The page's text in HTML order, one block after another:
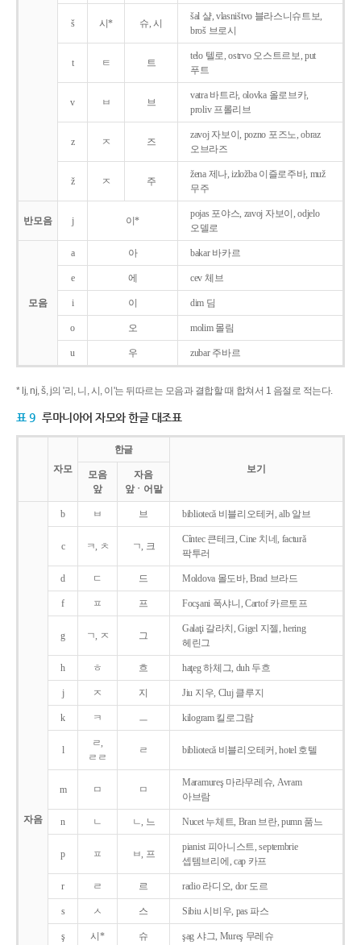
š 시* 슈, 시
šal 샬, vlasništvo 블라스니슈트보,
broš 브로시
t ㅌ 트
telo 텔로, ostrvo 오스트르보, put
푸트
v ㅂ 브
vatra 바트라, olovka 올로브카,
proliv 프롤리브
z ㅈ 즈
zavoj 자보이, pozno 포즈노, obraz
오브라즈
ž ㅈ 주
žena 제나, izložba 이즐로주바, muž
무주
반모음 j 이*
pojas 포야스, zavoj 자보이, odjelo
오델로
모음
a 아 bakar 바카르
e 에 cev 체브
i 이 dim 딤
o 오 molim 몰림
u 우 zubar 주바르
* lj, nj, š, j의 '리, 니, 시, 이'는 뒤따르는 모음과 결합할 때 합쳐서 1 음절로 적는다.
표 9 루마니아어 자모와 한글 대조표
자모
한글
보기
모음
앞
자음
앞ㆍ어말
자음
b ㅂ 브 bibliotecǎ 비블리오테커, alb 알브
c ㅋ, ㅊ ㄱ, 크
Cîntec 큰테크, Cine 치네, facturǎ
팍투러
d ㄷ 드 Moldova 몰도바, Brad 브라드
f ㅍ 프 Focşani 폭샤니, Cartof 카르토프
g ㄱ, ㅈ 그
Galaţi 갈라치, Gigel 지젤, hering
헤린그
h ㅎ 흐 haţeg 하체그, duh 두흐
j ㅈ 지 Jiu 지우, Cluj 클루지
k ㅋ ㅡ kilogram 킬로그람
l
ㄹ,
ㄹㄹ
ㄹ bibliotecǎ 비블리오테커, hotel 호텔
m ㅁ ㅁ
Maramureş 마라무레슈, Avram
아브람
n ㄴ ㄴ, 느 Nucet 누체트, Bran 브란, pumn 품느
p ㅍ ㅂ, 프
pianist 피아니스트, septembrie
셉템브리에, cap 카프
r ㄹ 르 radio 라디오, dor 도르
s ㅅ 스 Sibiu 시비우, pas 파스
ş 시* 슈 şag 샤그, Mureş 무레슈